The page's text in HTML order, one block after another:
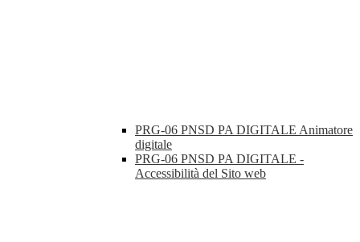
PRG-06 PNSD PA DIGITALE Animatore
digitale
PRG-06 PNSD PA DIGITALE -
Accessibilità del Sito web